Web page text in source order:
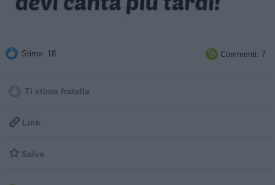
Stime: 18  Commenti: 7
Ti stimo fratella
 Link
 Salva